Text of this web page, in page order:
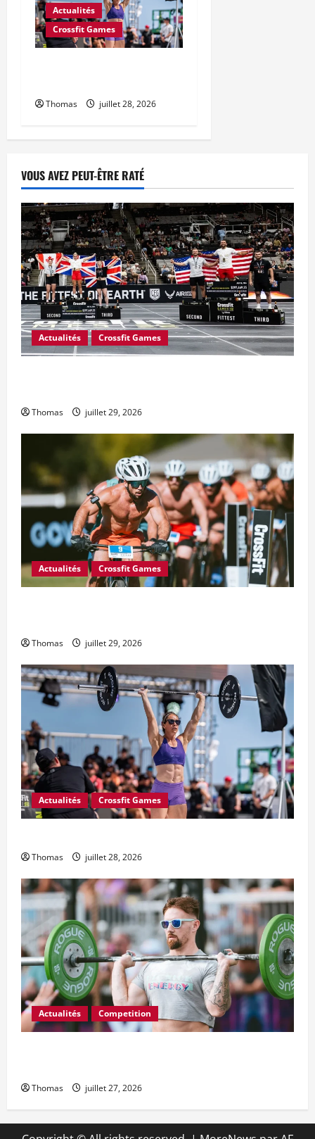
Actualités
Crossfit Games
Thomas juillet 28, 2026
VOUS AVEZ PEUT-ÊTRE RATÉ
Actualités Crossfit Games
Thomas juillet 29, 2026
Actualités Crossfit Games
Thomas juillet 29, 2026
Actualités Crossfit Games
Thomas juillet 28, 2026
Actualités Competition
Thomas juillet 27, 2026